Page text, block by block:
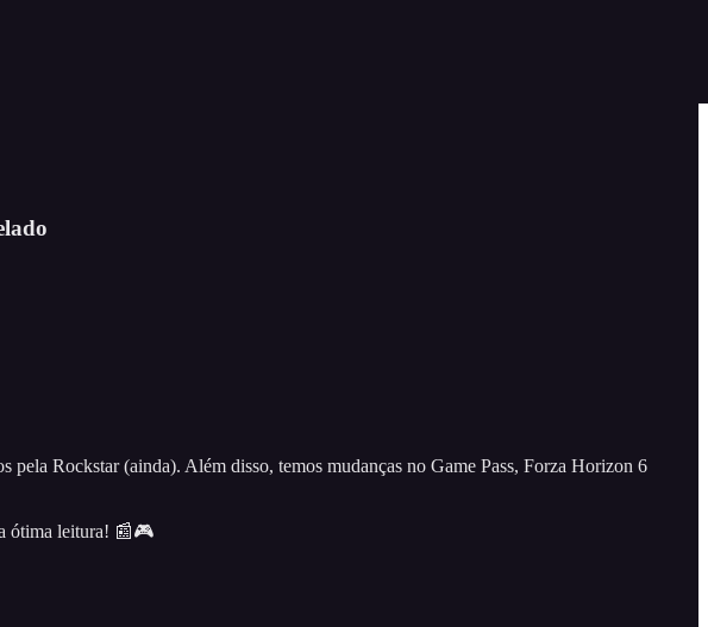
Rockstar (ainda). Além disso, temos mudanças no Game Pass, Forza Horizon 6
ótima leitura! 📰🎮